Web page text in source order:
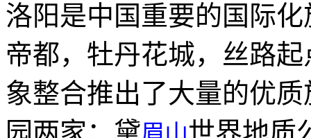
洛阳是中国重要的国际
帝都，牡丹花城，丝路
象整合推出了大量的优